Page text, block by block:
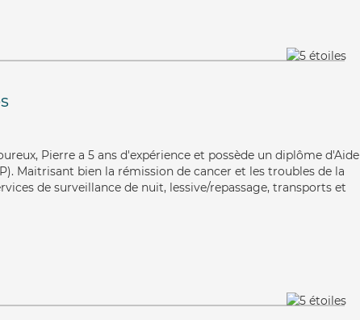
Pierre a 5 ans d'expérience et possède un diplôme d'Aide
Maitrisant bien la rémission de cancer et les troubles de la
de surveillance de nuit, lessive/repassage, transports et